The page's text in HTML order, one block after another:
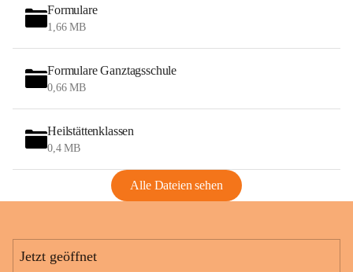
Formulare
1,66 MB
Formulare Ganztagsschule
0,66 MB
Heilstättenklassen
0,4 MB
Alle Dateien sehen
Jetzt geöffnet